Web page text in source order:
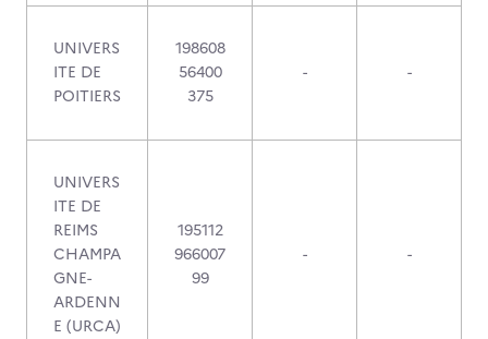
UNIVERS
ITE DE
POITIERS
198608
56400
375
- -
UNIVERS
ITE DE
REIMS
CHAMPA
GNE-
ARDENN
E (URCA)
195112
966007
99
- -